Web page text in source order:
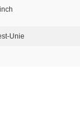
Unie